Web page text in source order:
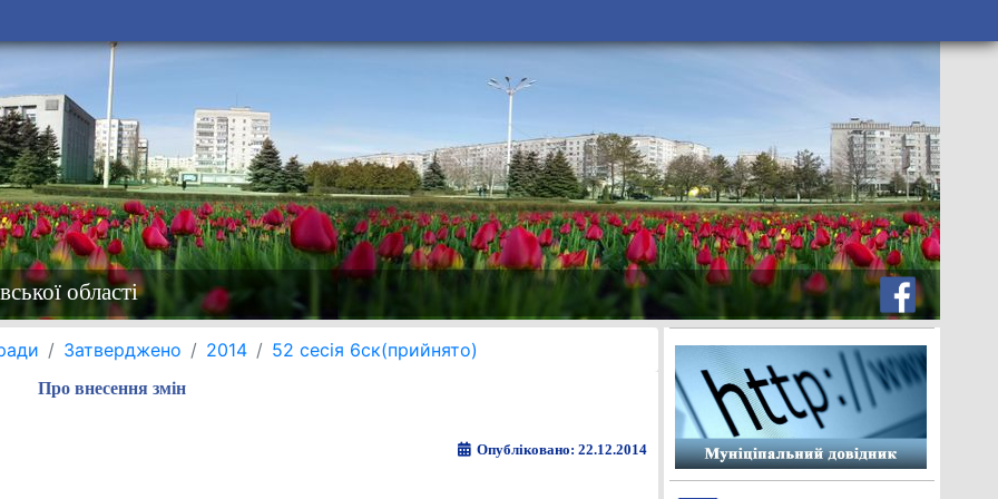
області
Затверджено 2014 52 сесія 6ск(прийнято)
Про внесення змін
Опубліковано: 22.12.2014